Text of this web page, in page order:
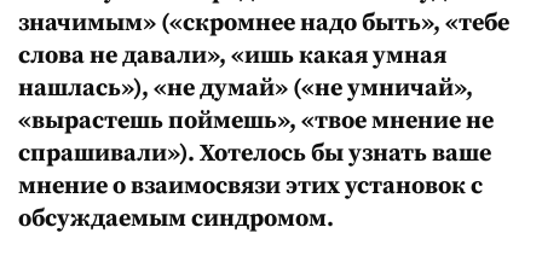
значимым» («скромнее надо быть», «тебе
слова не давали», «ишь какая умная
нашлась»), «не думай» («не умничай»,
«вырастешь поймешь», «твое мнение не
спрашивали»). Хотелось бы узнать ваше
мнение о взаимосвязи этих установок с
обсуждаемым синдромом.